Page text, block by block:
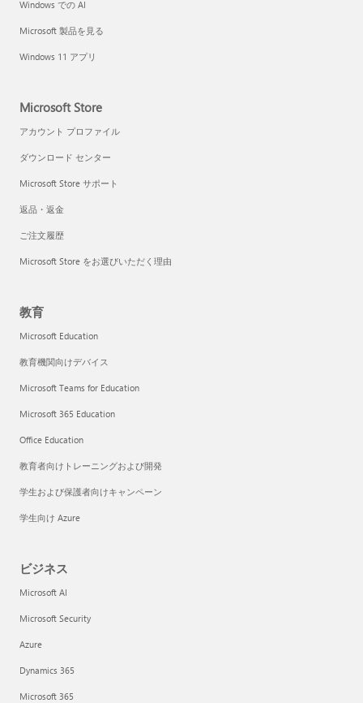
Windows での AI
Microsoft 製品を見る
Windows 11 アプリ
Microsoft Store
アカウント プロファイル
ダウンロード センター
Microsoft Store サポート
返品・返金
ご注文履歴
Microsoft Store をお選びいただく理由
教育
Microsoft Education
教育機関向けデバイス
Microsoft Teams for Education
Microsoft 365 Education
Office Education
教育者向けトレーニングおよび開発
学生および保護者向けキャンペーン
学生向け Azure
ビジネス
Microsoft AI
Microsoft Security
Azure
Dynamics 365
Microsoft 365